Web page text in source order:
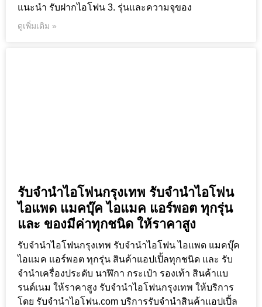
แนะนำ รับฝากไอโฟน 3. รุ่นและความจุของ
ดูเพิ่มเติม »
รับจำนำไอโฟนกรุงเทพ รับจำนำไอโฟน
ไอแพด แมคบุ๊ค ไอแมค แอร์พอต ทุกรุ่น
และ ของมีค่าทุกชนิด ให้ราคาสูง
รับจำนำไอโฟนกรุงเทพ รับจำนำไอโฟน ไอแพด แมคบุ๊ค
ไอแมค แอร์พอต ทุกรุ่น สินค้าแอปเปิ้ลทุกชนิด และ รับ
จำนำเครื่องประดับ นาฬิกา กระเป๋า รองเท้า สินค้าแบ
รนด์เนม ให้ราคาสูง รับจำนำไอโฟนกรุงเทพ ให้บริการ
โดย รับจํานําไอโฟน.com บริการรับจำนำสินค้าแอปเปิ้ล